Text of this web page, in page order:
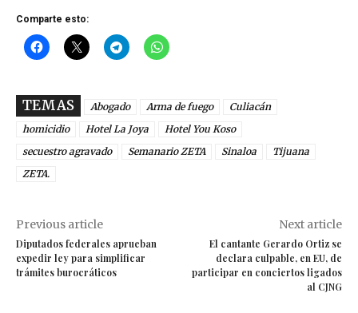
Comparte esto:
TEMAS Abogado Arma de fuego
Culiacán
homicidio
Hotel La Joya
Hotel You Koso
secuestro agravado
Semanario ZETA Sinaloa
Tijuana
ZETA.
Previous article
Diputados federales aprueban
expedir ley para simplificar
trámites burocráticos
Next article
El cantante Gerardo Ortiz se
declara culpable, en EU, de
participar en conciertos ligados
al CJNG